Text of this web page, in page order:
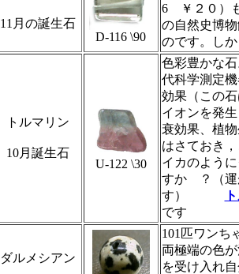
11月の誕生石
D-116 \90
6 ￥２０）
の自然史博
のです。し
トルマリン
10月誕生石
U-122 \30
色彩豊かな
代科学測定
効果（この
イオンを発
衰効果、植
はさておき
イカのよう
すか ？（運
す）
です
ダルメシアン
101匹ワンち
両極端の色
を受け入れ